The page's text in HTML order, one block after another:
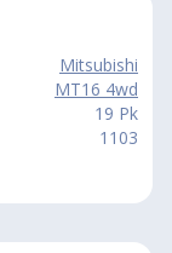
Mitsubishi
MT16 4wd
19 Pk
1103